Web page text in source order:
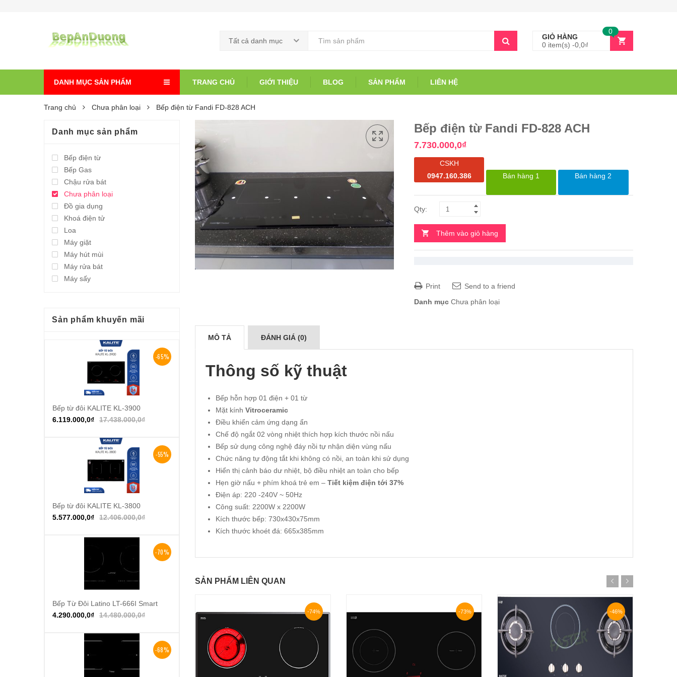
Tất cả danh mục
GIỎ HÀNG
0 item(s) -0,0₫
0
DANH MỤC SẢN PHẨM TRANG CHỦ GIỚI THIỆU BLOG SẢN PHẨM LIÊN HỆ
Trang chủ Chưa phân loại Bếp điện từ Fandi FD-828 ACH
Bếp điện từ Fandi FD-828 ACH
7.730.000,0₫
CSKH
0947.160.386
Bán hàng 1 Bán hàng 2
Thêm vào giỏ hàng
Print
Send to a friend
Danh mục Chưa phân loại
MÔ TẢ ĐÁNH GIÁ (0)
Thông số kỹ thuật
Bếp hỗn hợp 01 điện + 01 từ
Mặt kính Vitroceramic
Điều khiển cảm ứng dạng ẩn
Chế độ ngắt 02 vòng nhiệt thích hợp kích thước nồi nấu
Bếp sử dụng công nghệ đáy nồi tự nhận diện vùng nấu
Chức năng tự động tắt khi không có nồi, an toàn khi sử dụng
Hiển thị cảnh báo dư nhiệt, bộ điều nhiệt an toàn cho bếp
Hẹn giờ nấu + phím khoá trẻ em – Tiết kiệm điện tới 37%
Điện áp: 220 -240V ~ 50Hz
Công suất: 2200W x 2200W
Kích thước bếp: 730x430x75mm
Kích thước khoét đá: 665x385mm
SẢN PHẨM LIÊN QUAN
-74% -73% -46%
Danh mục sản phẩm
Bếp điện từ
Bếp Gas
Chậu rửa bát
Chưa phân loại
Đồ gia dụng
Khoá điện tử
Loa
Máy giặt
Máy hút mùi
Máy rửa bát
Máy sấy
Sản phẩm khuyến mãi
-65%
Thêm vào giỏ hàng
Bếp từ đôi KALITE KL-3900
17.438.000,0₫
6.119.000,0₫
-55%
Thêm vào giỏ hàng
Bếp từ đôi KALITE KL-3800
12.406.000,0₫
5.577.000,0₫
-70%
Thêm vào giỏ hàng
Bếp Từ Đôi Latino LT-666I Smart
14.480.000,0₫
4.290.000,0₫
-68%